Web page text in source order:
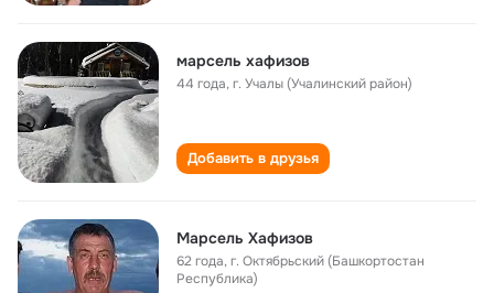
марсель хафизов
44 года,г. Учалы (Учалинский район)
Добавить в друзья
Марсель Хафизов
62 года,г. Октябрьский (Башкортостан
Республика)